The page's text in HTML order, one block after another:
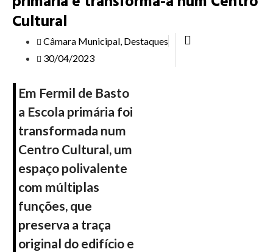
Cultural
Câmara Municipal, Destaques
30/04/2023
Em Fermil de Basto
a Escola primária foi
transformada num
Centro Cultural, um
espaço polivalente
com múltiplas
funções, que
preserva a traça
original do edifício e